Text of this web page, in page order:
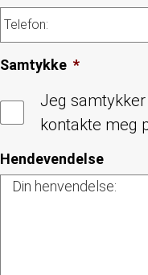
Samtykke *
Jeg
kontakte meg
Hendevendelse